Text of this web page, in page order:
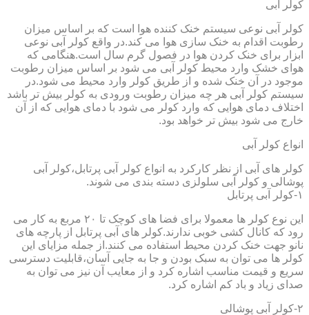
کولر آبی
کولر آبی نوعی سیستم خنک کننده هوا است که بر اساس میزان
رطوبت اقدام به خنک سازی هوا می کند.در واقع کولر آبی نوعی
ابزار برای خنک کردن هوا در فصول گرم سال است.هنگامی که
هوای خشک وارد محیط کولر آبی می شود بر اساس میزان رطوبت
موجود در آن خنک شده و از طریق کولر وارد محیط می شود.در
سیستم کولر آبی هر چه میزان رطوبت ورودی به کولر بیش تر باشد
اختلاف دمای هوایی که وارد کولر می شود با دمای هوایی که از آن
خارج می شود بیش تر خواهد بود.
انواع کولر آبی
کولر های آبی از نظر کارکرد به انواع کولر آبی پرتابل،کولر آبی
پوشالی و کولر آبی سلولزی دسته بندی می شوند.
۱-کولر آبی پرتابل
این نوع کولر ها معمولا برای فضا های کوچک تا ۲۰ مربع به کار می
رود که کانال کشی خوبی ندارند.کولر های آبی پرتابل از پارچه های
نانو جهت خنک کردن محیط استفاده می کنند.از جمله مزایای این
کولر ها می توان به سبک بودن و جا به جایی آسان،قابلیت دسترسی
سریع و قیمت مناسب اشاره کرد و از معایب آن نیز می توان به
صدای زیاد و باد کم اشاره کرد.
۲-کولر آبی پوشالی